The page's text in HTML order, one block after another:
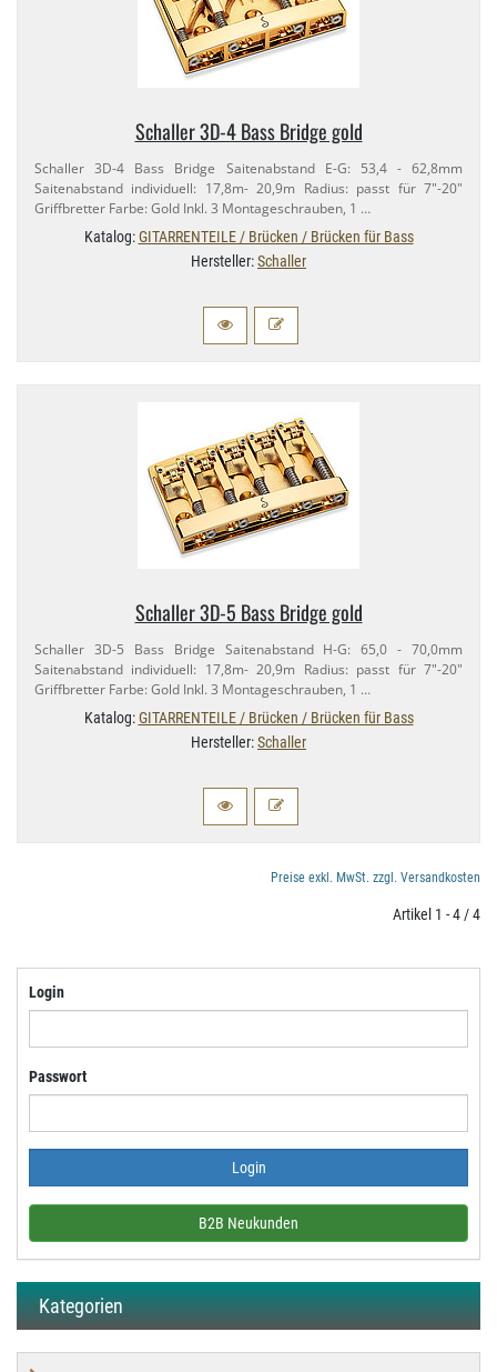
Schaller 3D-​4 Bass Bridge gold
Schaller 3D-​4 Bass Bridge Saitenabstand E-​G: 53,​4 - 62,​8mm
Saitenabstand individuell: 17,​8m- 20,​9m Radius: passt für 7"-​20"
Griffbretter Farbe: Gold Inkl. 3 Montageschrauben, 1 …
Katalog:GITARRENTEILE / Brücken / Brücken für Bass
Hersteller:Schaller
Schaller 3D-​5 Bass Bridge gold
Schaller 3D-​5 Bass Bridge Saitenabstand H-​G: 65,​0 - 70,​0mm
Saitenabstand individuell: 17,​8m- 20,​9m Radius: passt für 7"-​20"
Griffbretter Farbe: Gold Inkl. 3 Montageschrauben, 1 …
Katalog:GITARRENTEILE / Brücken / Brücken für Bass
Hersteller:Schaller
Preise exkl. MwSt. zzgl. Versandkosten
Artikel 1 - 4 / 4
Login
Passwort
B2B Neukunden
Kategorien